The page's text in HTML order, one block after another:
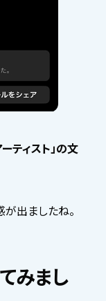
ティスト」の文
出ましたね。
みまし